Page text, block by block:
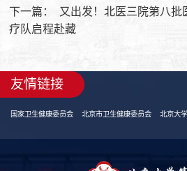
下一篇：
又出发！北医三院第八批
疗队启程赴藏
友情链接
国家卫生健康委员会 北京市卫生健康委员会 北京大学